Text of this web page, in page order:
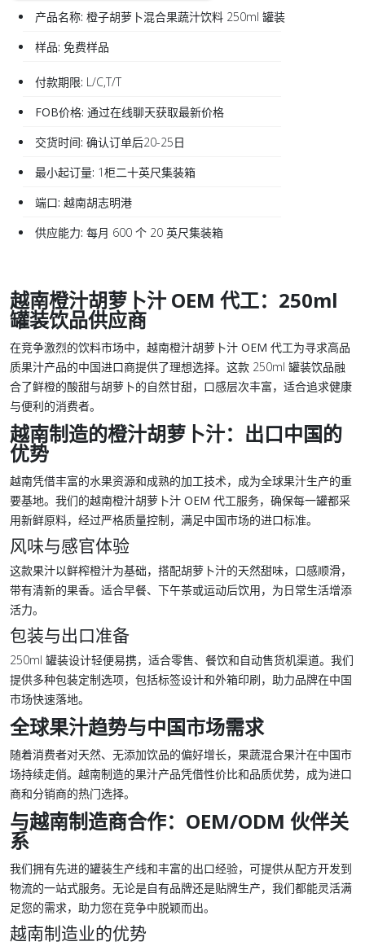
产品名称: 橙子胡萝卜混合果蔬汁饮料 250ml 罐装
样品: 免费样品
付款期限: L/C,T/T
FOB价格: 通过在线聊天获取最新价格
交货时间: 确认订单后20-25日
最小起订量: 1柜二十英尺集装箱
端口: 越南胡志明港
供应能力: 每月 600 个 20 英尺集装箱
越南橙汁胡萝卜汁 OEM 代工：250ml
罐装饮品供应商
在竞争激烈的饮料市场中， 越南橙汁胡萝卜汁 OEM 代工为寻求高品
质果汁产品的中国进口商提供了理想选择。这款 250ml 罐装饮品融
合了鲜橙的酸甜与胡萝卜的自然甘甜，口感层次丰富，适合追求健康
与便利的消费者。
越南制造的橙汁胡萝卜汁：出口中国的
优势
越南凭借丰富的水果资源和成熟的加工技术，成为全球果汁生产的重
要基地。我们的越南橙汁胡萝卜汁 OEM 代工服务，确保每一罐都采
用新鲜原料，经过严格质量控制，满足中国市场的进口标准。
风味与感官体验
这款果汁以鲜榨橙汁为基础，搭配胡萝卜汁的天然甜味，口感顺滑，
带有清新的果香。适合早餐、下午茶或运动后饮用，为日常生活增添
活力。
包装与出口准备
250ml 罐装设计轻便易携，适合零售、餐饮和自动售货机渠道。我们
提供多种包装定制选项，包括标签设计和外箱印刷，助力品牌在中国
市场快速落地。
全球果汁趋势与中国市场需求
随着消费者对天然、无添加饮品的偏好增长，果蔬混合果汁在中国市
场持续走俏。越南制造的果汁产品凭借性价比和品质优势，成为进口
商和分销商的热门选择。
与越南制造商合作：OEM/ODM 伙伴关
系
我们拥有先进的罐装生产线和丰富的出口经验，可提供从配方开发到
物流的一站式服务。无论是自有品牌还是贴牌生产，我们都能灵活满
足您的需求，助力您在竞争中脱颖而出。
越南制造业的优势